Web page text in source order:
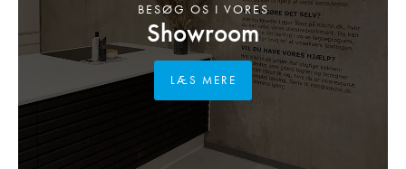
Showroom
BESØG OS I VORES
LÆS MERE